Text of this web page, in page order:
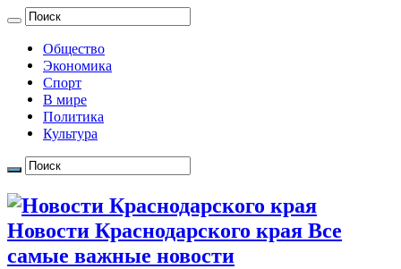
Общество
Экономика
Спорт
В мире
Политика
Культура
Новости Краснодарского края Все
самые важные новости